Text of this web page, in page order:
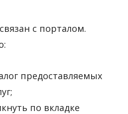
с порталом.
предоставляемых
по вкладке